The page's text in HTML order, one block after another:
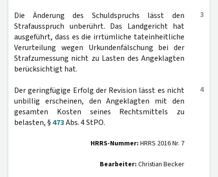
3
Die Änderung des Schuldspruchs lässt den
Strafausspruch unberührt. Das Landgericht hat
ausgeführt, dass es die irrtümliche tateinheitliche
Verurteilung wegen Urkundenfälschung bei der
Strafzumessung nicht zu Lasten des Angeklagten
berücksichtigt hat.
4
Der geringfügige Erfolg der Revision lässt es nicht
unbillig erscheinen, den Angeklagten mit den
gesamten Kosten seines Rechtsmittels zu
belasten, §473Abs. 4 StPO.
HRRS-Nummer: HRRS 2016 Nr. 7
Bearbeiter: Christian Becker